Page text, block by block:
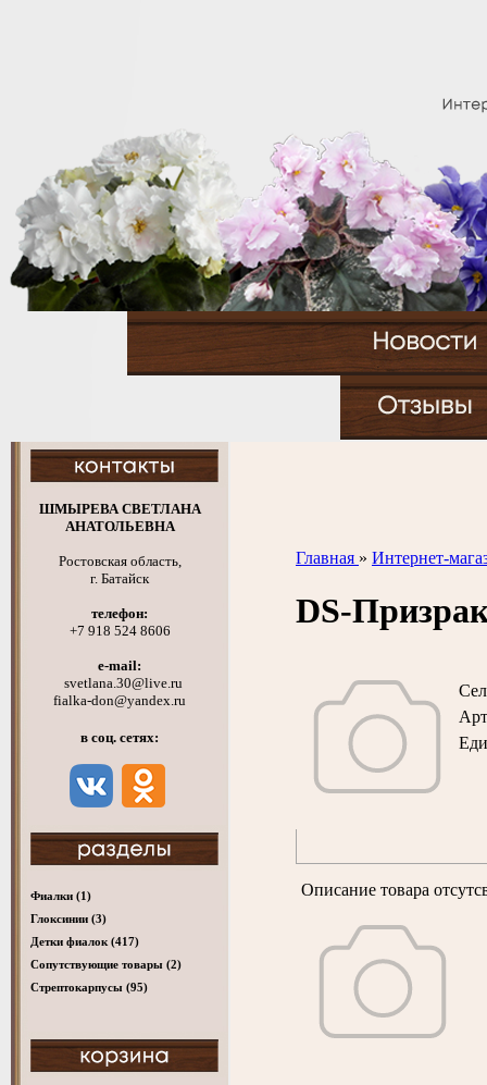
ШМЫРЕВА СВЕТЛАНА
АНАТОЛЬЕВНА
Ростовская область,
г. Батайск
телефон:
+7 918 524 8606
e-mail:
svetlana.30@live.ru
fialka-don@yandex.ru
в соц. сетях:
Фиалки (1)
Глоксинии (3)
Детки фиалок (417)
Cопутствующие товары (2)
Стрептокарпусы (95)
Главная » Интернет-
DS-
Описание товара